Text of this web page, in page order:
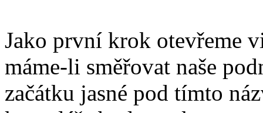
Jako první krok otevřeme
máme-li směřovat naše
začátku jasné pod tímto